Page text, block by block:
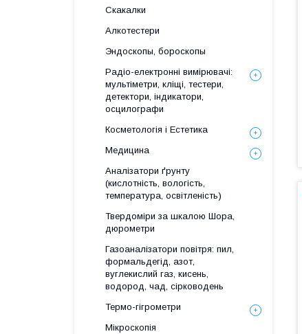
Скакалки
Алкотестери
Эндоскопы, бороскопы
Радіо-електронні вимірювачі:
мультіметри, кліщі, тестери,
детектори, індикатори,
осцилографи
Косметологія і Естетика
Медицина
Аналізатори ґрунту
(кислотність, вологість,
температура, освітленість)
Твердоміри за шкалою Шора,
дюрометри
Газоаналізатори повітря: пил,
формальдегід, азот,
вуглекислий газ, кисень,
водород, чад, сірководень
Термо-гігрометри
Мікроскопія